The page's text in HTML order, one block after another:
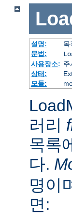
설명:
목
문법:
사용장소: 주
상태:
모듈:
러리
목록
다.
명이
면: